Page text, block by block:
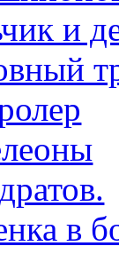
и
в